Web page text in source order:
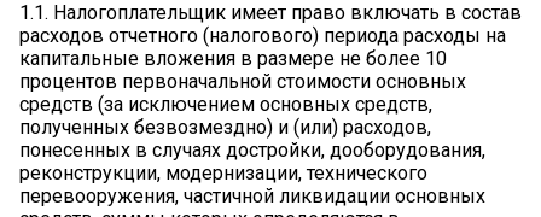
1.1. Налогоплательщик имеет право включать в состав
расходов отчетного (налогового) периода расходы на
капитальные вложения в размере не более 10
процентов первоначальной стоимости основных
средств (за исключением основных средств,
полученных безвозмездно) и (или) расходов,
понесенных в случаях достройки, дооборудования,
реконструкции, модернизации, технического
перевооружения, частичной ликвидации основных